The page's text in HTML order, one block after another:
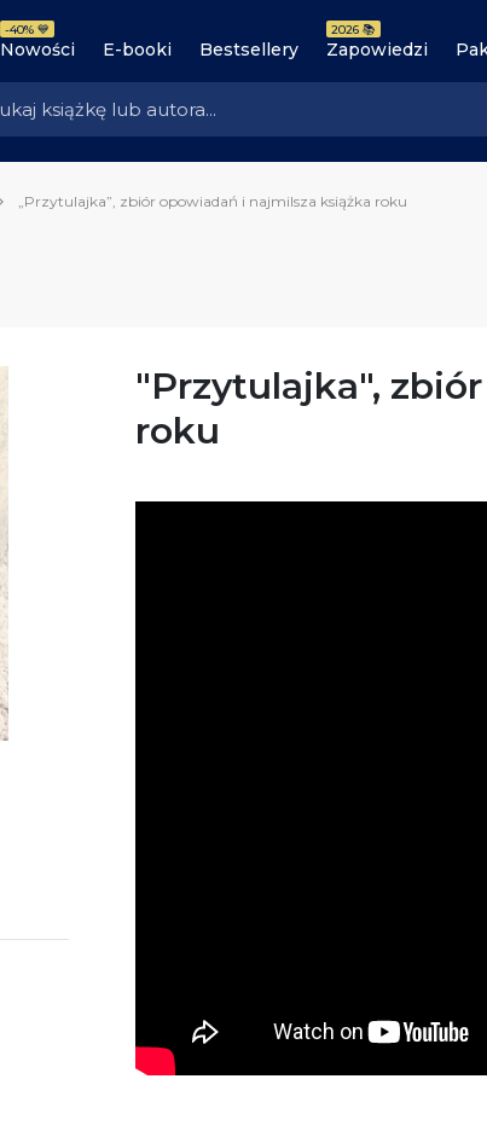
Nowości
-40% 💙
E-booki Bestsellery Zapowiedzi
2026 📚
„Przytulajka”, zbiór opowiadań i najmilsza książka roku
"Przytulajka",
roku